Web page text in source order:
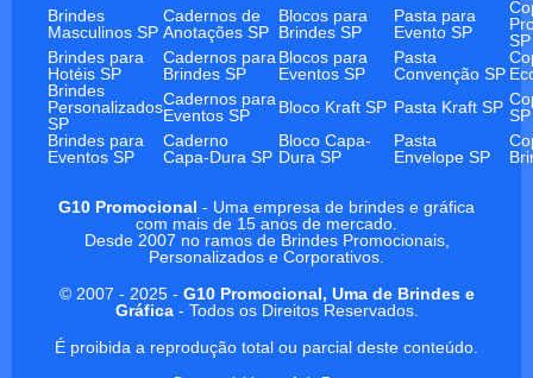
Brindes
Masculinos SP
Cadernos de
Anotações SP
Blocos para
Brindes SP
Pasta para
Evento SP
SP
Brindes para
Hotéis SP
Cadernos para
Brindes SP
Blocos para
Eventos SP
Pasta
Convenção SP
Brindes
Personalizados
SP
Cadernos para
Eventos SP
Bloco Kraft SP Pasta Kraft SP SP
Brindes para
Eventos SP
Caderno
Capa-Dura SP
Bloco Capa-
Dura SP
Pasta
Envelope SP
G10 Promocional - Uma empresa de brindes e gráfica
com mais de 15 anos de mercado.
Desde 2007 no ramos de Brindes Promocionais,
Personalizados e Corporativos.
© 2007 - 2025 - G10 Promocional, Uma de Brindes e
Gráfica - Todos os Direitos Reservados.
É proibida a reprodução total ou parcial deste conteúdo.